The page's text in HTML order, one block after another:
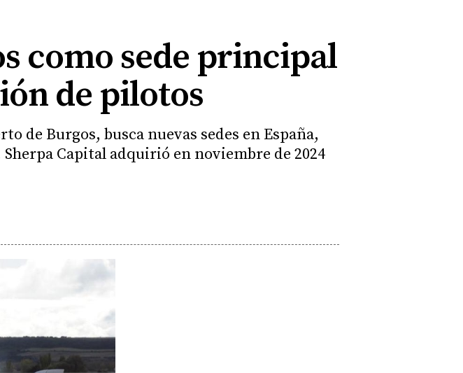
como sede principal
de pilotos
de Burgos, busca nuevas sedes en España,
Capital adquirió en noviembre de 2024